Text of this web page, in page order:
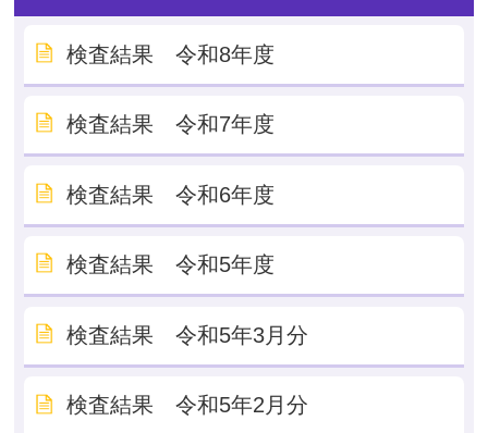
検査結果 令和8年度
検査結果 令和7年度
検査結果 令和6年度
検査結果 令和5年度
検査結果 令和5年3月分
検査結果 令和5年2月分